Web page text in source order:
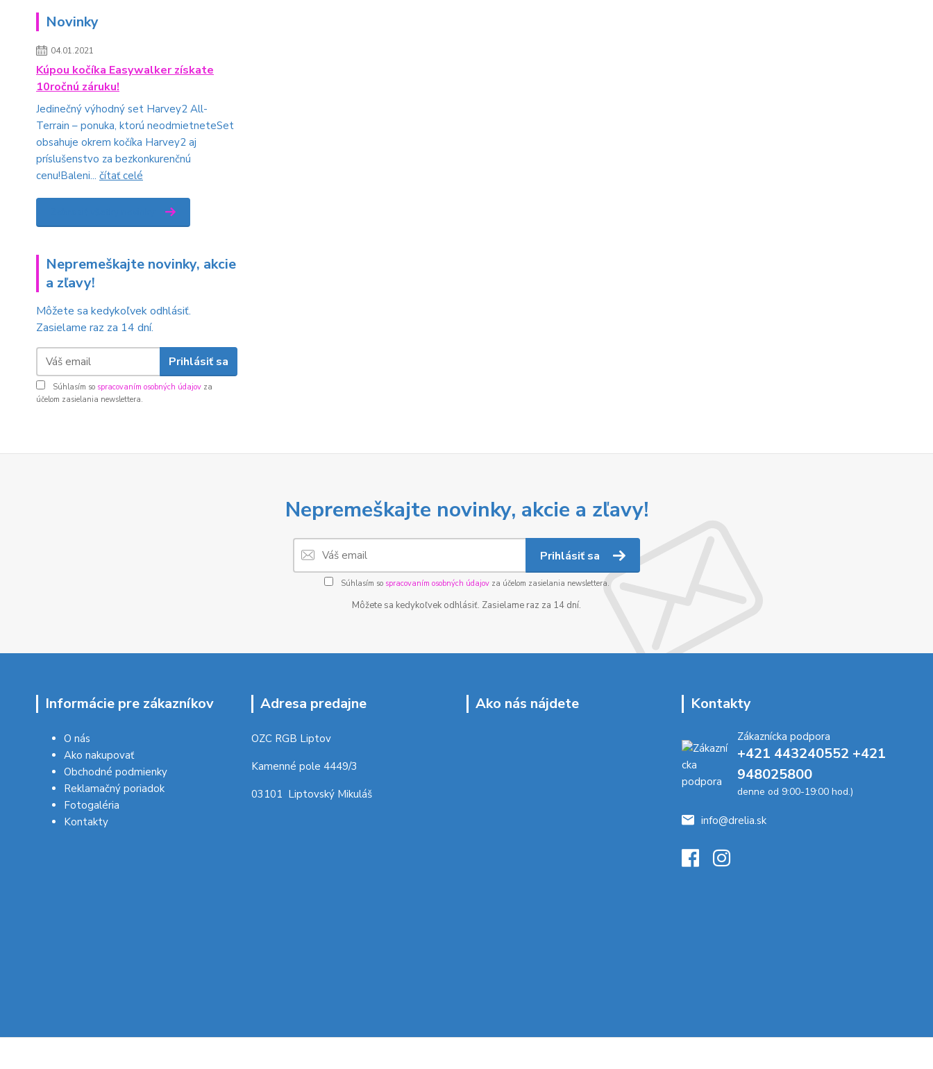
Novinky
04.01.2021
Kúpou kočíka Easywalker získate
10ročnú záruku!
Jedinečný výhodný set Harvey2 All-
Terrain – ponuka, ktorú neodmietneteSet
obsahuje okrem kočíka Harvey2 aj
príslušenstvo za bezkonkurenčnú
cenu!Baleni... čítať celé
Nepremeškajte novinky, akcie
a zľavy!
Môžete sa kedykoľvek odhlásiť.
Zasielame raz za 14 dní.
Prihlásiť sa
Súhlasím so spracovaním osobných údajov za
účelom zasielania newslettera.
Nepremeškajte novinky, akcie a zľavy!
Prihlásiť sa
Súhlasím so spracovaním osobných údajovza účelom zasielania newslettera.
Môžete sa kedykoľvek odhlásiť. Zasielame raz za 14 dní.
Informácie pre zákazníkov
O nás
Ako nakupovať
Obchodné podmienky
Reklamačný poriadok
Fotogaléria
Kontakty
Adresa predajne
OZC RGB Liptov
Kamenné pole 4449/3
03101 Liptovský Mikuláš
Ako nás nájdete Kontakty
Zákaznícka podpora
+421 443240552 +421
948025800
denne od 9:00-19:00 hod.)
info@drelia.sk